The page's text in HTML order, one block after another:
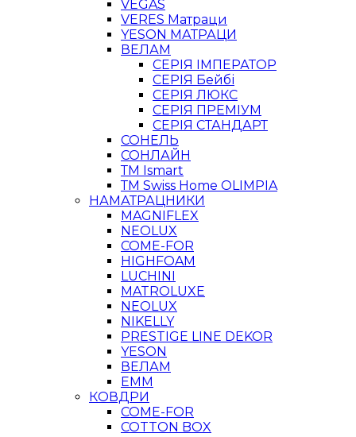
VEGAS
VERES Матраци
YESON МАТРАЦИ
ВЕЛАМ
СЕРІЯ ІМПЕРАТОР
СЕРІЯ Бейбі
СЕРІЯ ЛЮКС
СЕРІЯ ПРЕМІУМ
СЕРІЯ СТАНДАРТ
СОНЕЛЬ
СОНЛАЙН
ТМ Ismart
ТМ Swiss Home OLIMPIA
НАМАТРАЦНИКИ
MAGNIFLEX
NEOLUX
COME-FOR
HIGHFOAM
LUCHINI
MATROLUXE
NEOLUX
NIKELLY
PRESTIGE LINE DEKOR
YESON
ВЕЛАМ
ЕММ
КОВДРИ
COME-FOR
COTTON BOX